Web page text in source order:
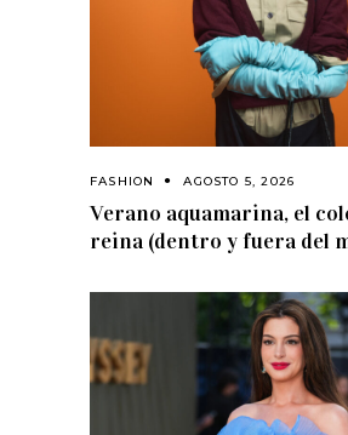
FASHION AGOSTO 5, 2026
Verano aquamarina, el
reina (dentro y fuera del